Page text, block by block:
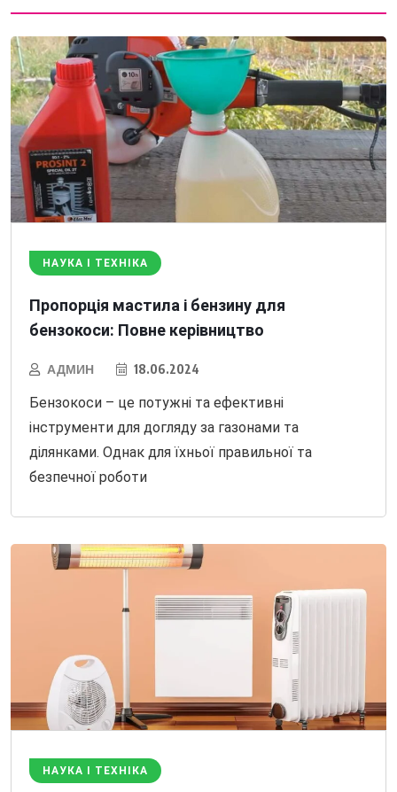
НАУКА І ТЕХНІКА
Пропорція мастила і бензину для
бензокоси: Повне керівництво
АДМИН 18.06.2024
Бензокоси – це потужні та ефективні
інструменти для догляду за газонами та
ділянками. Однак для їхньої правильної та
безпечної роботи
НАУКА І ТЕХНІКА